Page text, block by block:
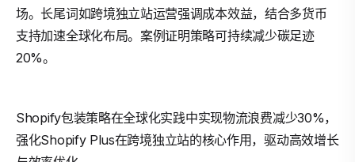
场。长尾词如跨境独立站运营强调成本效益，结合多货币
支持加速全球化布局。案例证明策略可持续减少碳足迹
20%。
Shopify包装策略在全球化实践中实现物流浪费减少30%，
强化Shopify Plus在跨境独立站的核心作用，驱动高效增长